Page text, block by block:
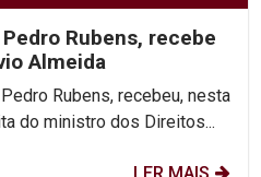
Rubens, recebe
Almeida
Rubens, recebeu, nesta
do ministro dos Direitos...
LER MAIS